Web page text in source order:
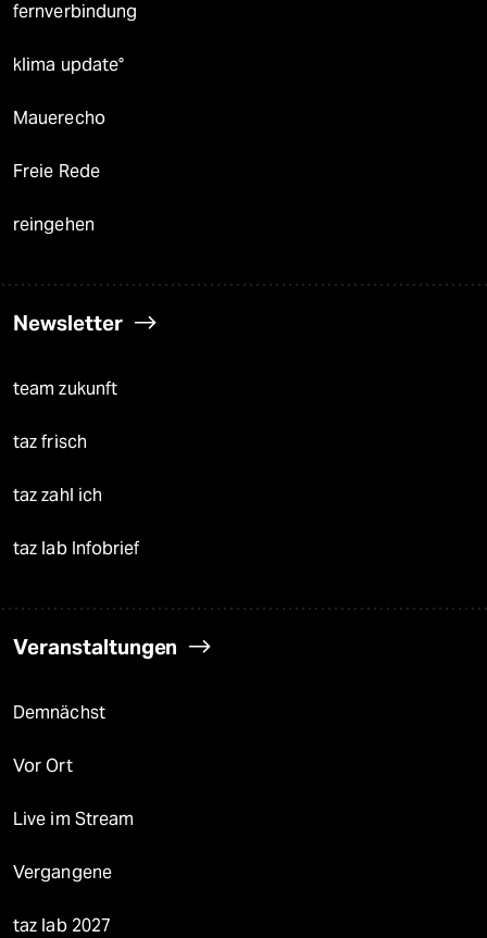
fernverbindung
klima update°
Mauerecho
Freie Rede
reingehen
Newsletter
team zukunft
taz frisch
taz zahl ich
taz lab Infobrief
Veranstaltungen
Demnächst
Vor Ort
Live im Stream
Vergangene
taz lab 2027